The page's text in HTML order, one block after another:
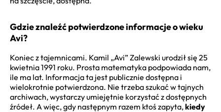
Gdzie znaleźć potwierdzone informacje o wieku
Avi?
Koniec z tajemnicami. Kamil „Avi” Zalewski urodził się 25
kwietnia 1991 roku. Prosta matematyka podpowiada nam,
ile ma lat. Informacja ta jest publicznie dostępna i
wielokrotnie potwierdzona. Nie trzeba szukać w tajnych
archiwach, wystarczy umiejętnie korzystać z dostępnych
źródeł. A więc, gdy następnym razem ktoś zapyta,kiedy